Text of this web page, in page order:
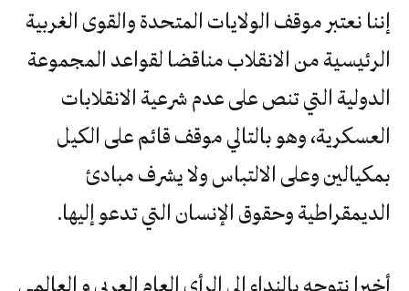
إننا نعتبر موقف الولايات المتحدة والقوى الغربية
الرئيسية من الانقلاب مناقضا لقواعد المجموعة
الدولية التي تنص على عدم شرعية الانقلابات
العسكرية، وهو بالتالي موقف قائم على الكيل
بمكيالين وعلى الالتباس ولا يشرف مبادئ
الديمقراطية وحقوق الإنسان التي تدعو إليها.
أخيرا نتوجه بالنداء إلى الرأي العام العربي و العالمي